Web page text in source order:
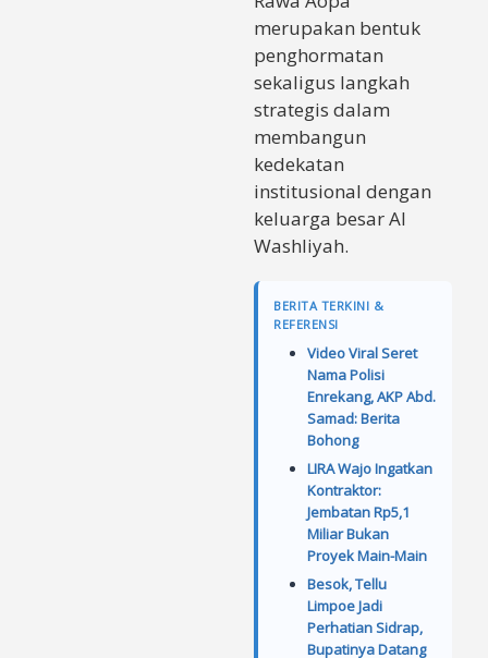
merupakan bentuk
penghormatan
sekaligus langkah
strategis dalam
membangun
kedekatan
institusional dengan
keluarga besar Al
Washliyah.
BERITA TERKINI &
REFERENSI
Video Viral Seret
Nama Polisi
Enrekang, AKP Abd.
Samad: Berita
Bohong
LIRA Wajo Ingatkan
Kontraktor:
Jembatan Rp5,1
Miliar Bukan
Proyek Main-Main
Besok, Tellu
Limpoe Jadi
Perhatian Sidrap,
Bupatinya Datang